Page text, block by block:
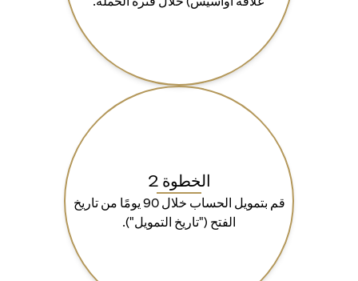
الخطوة 2
قم بتمويل الحساب خلال 90 يومًا من تاريخ
الفتح ("تاريخ التمويل").